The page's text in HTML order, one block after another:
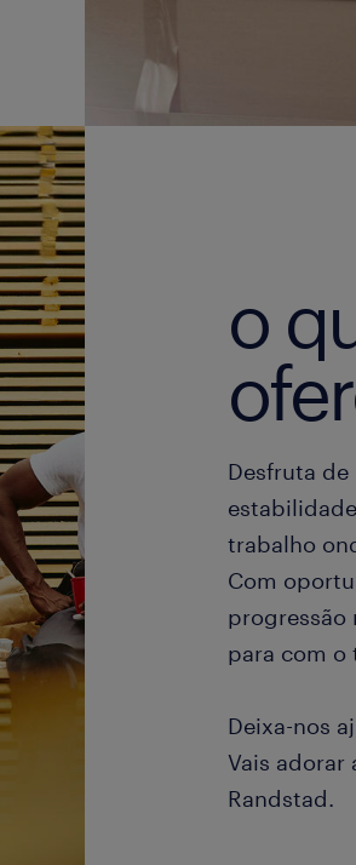
o
Desfruta
trabalho
Com
progressão
para com o
Deixa-nos
Vais adorar
Randstad.